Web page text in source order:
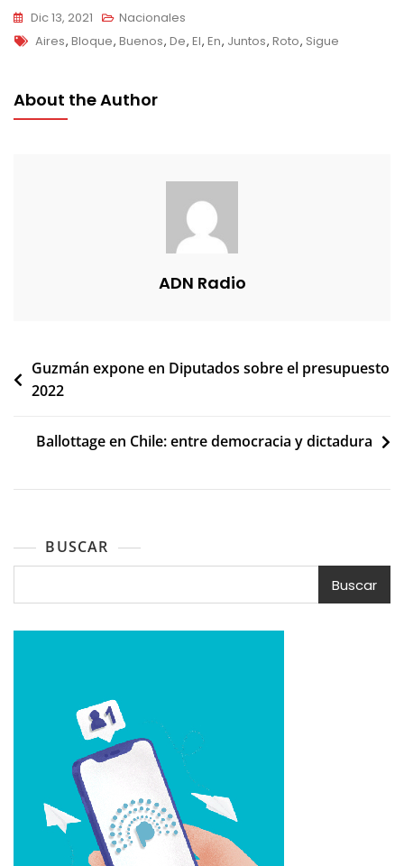
Dic 13, 2021
Nacionales
Tags
Aires, Bloque, Buenos, De, El, En, Juntos, Roto, Sigue
About the Author
ADN Radio
Navegación
de
Guzmán expone en Diputados sobre el presupuesto
2022
Ballottage en Chile: entre democracia y dictadura
BUSCAR
Buscar